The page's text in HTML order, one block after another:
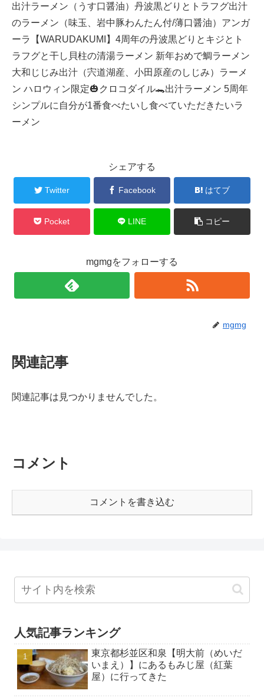
出汁ラーメン（うす口醤油）丹波黒どりとトラフグ出汁
のラーメン（味玉、岩中豚わんたん付/薄口醤油）アンガ
ーラ【WARUDAKUMI】4周年の丹波黒どりとキジとト
ラフグと干し貝柱の清湯ラーメン 新年おめで鯛ラーメン
大和じじみ出汁（宍道湖産、小田原産のしじみ）ラーメ
ン ハロウィン限定🎃クロコダイル🐊出汁ラーメン 5周年
シンプルに自分が1番食べたいし食べていただきたいラ
ーメン
シェアする
Twitter Facebook はてブ
Pocket LINE コピー
mgmgをフォローする
mgmg
関連記事
関連記事は見つかりませんでした。
コメント
コメントを書き込む
人気記事ランキング
東京都杉並区和泉【明大前（めいだ
いまえ）】にあるもみじ屋（紅葉
屋）に行ってきた